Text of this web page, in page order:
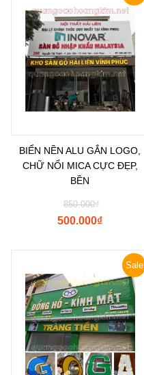
BIỂN NỀN ALU GẮN LOGO,
CHỮ NỔI MICA CỰC ĐẸP,
BỀN
₫
850.000
₫
500.000
Sale